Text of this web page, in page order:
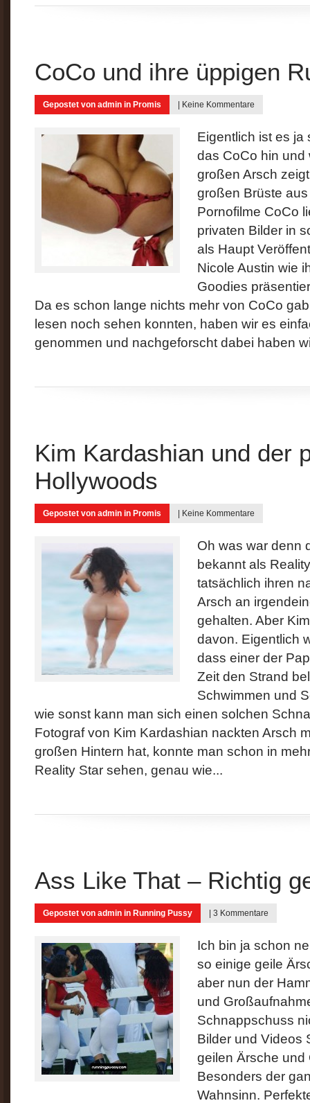
CoCo und ihre üppigen
Gepostet von admin in Promis Keine Kommentare
Eigentlich ist es
das CoCo hin und
großen Arsch
großen Brüste
Pornofilme CoCo
privaten Bilder in
als Haupt
Nicole Austin wie
Goodies
Da es schon lange nichts mehr von CoCo
lesen noch sehen konnten, haben wir es
genommen und nachgeforscht dabei haben
Kim Kardashian und der
Hollywoods
Gepostet von admin in Promis Keine Kommentare
Oh was war denn
bekannt als
tatsächlich ihren
Arsch an
gehalten. Aber
davon. Eigentlich
dass einer der
Zeit den Strand
Schwimmen und
wie sonst kann man sich einen solchen
Fotograf von Kim Kardashian nackten Arsch
großen Hintern hat, konnte man schon in
Reality Star sehen, genau wie...
Ass Like That – Richtig
Gepostet von admin in Running Pussy 3 Kommentare
Ich bin ja schon
so einige geile
aber nun der
und
Schnappschuss
Bilder und Videos
geilen Ärsche
Besonders der
Wahnsinn.